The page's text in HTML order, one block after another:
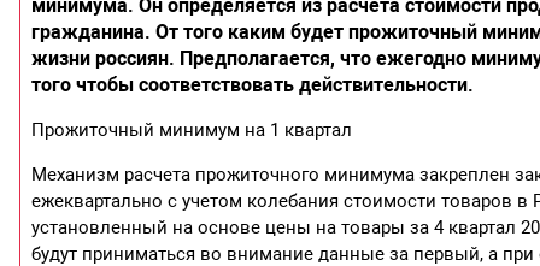
минимума. Он определяется из расчета стоимости
гражданина. От того каким будет прожиточный
жизни россиян. Предполагается, что ежегодно
того чтобы соответствовать действительности.
Прожиточный минимум на 1 квартал
Механизм расчета прожиточного минимума закреплен
ежеквартально с учетом колебания стоимости товаров
установленный на основе цены на товары за 4 квартал
будут приниматься во внимание данные за первый, а